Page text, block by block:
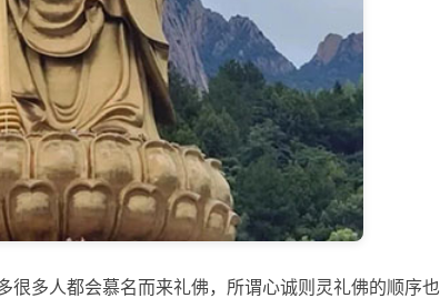
很多人都会慕名而来礼佛，所谓心诚则灵礼佛的顺序也